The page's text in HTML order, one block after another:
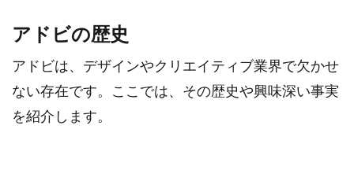
アドビの歴史
アドビは、デザインやクリエイティブ業界で欠かせ
ない存在です。ここでは、その歴史や興味深い事実
を紹介します。